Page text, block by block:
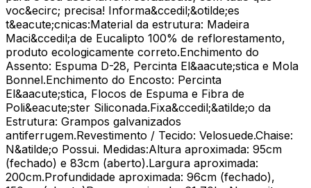
voc&ecirc; precisa! Informa&ccedil;&otilde;es
t&eacute;cnicas:Material da estrutura: Madeira
Maci&ccedil;a de Eucalipto 100% de reflorestamento,
produto ecologicamente correto.Enchimento do
Assento: Espuma D-28, Percinta El&aacute;stica e Mola
Bonnel.Enchimento do Encosto: Percinta
El&aacute;stica, Flocos de Espuma e Fibra de
Poli&eacute;ster Siliconada.Fixa&ccedil;&atilde;o da
Estrutura: Grampos galvanizados
antiferrugem.Revestimento / Tecido: Velosuede.Chaise:
N&atilde;o Possui. Medidas:Altura aproximada: 95cm
(fechado) e 83cm (aberto).Largura aproximada:
200cm.Profundidade aproximada: 96cm (fechado),